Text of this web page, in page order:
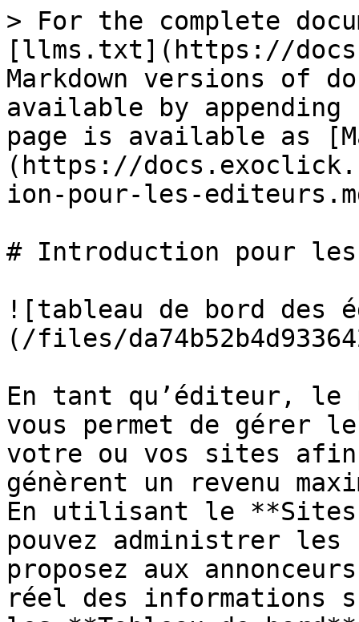
> For the complete
[llms.txt](https://
Markdown versions of
available by
page is available as
(https://
ion-pour-les-
# Introduction pour
![tableau de bord des
(/files/
En tant qu’éditeur, le
vous permet de gérer
votre ou vos sites
génèrent un revenu
En utilisant le **Sites
pouvez administrer
proposez aux
réel des informations